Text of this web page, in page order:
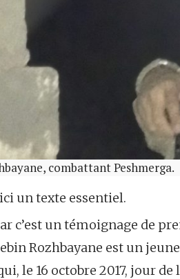
combattant Peshmerga.
un texte essentiel.
c’est un témoignage de
Rozhbayane est un
le 16 octobre 2017, jour